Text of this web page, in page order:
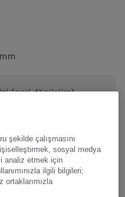
(geri dönüşüm)
şekilde çalışmasını
sosyal medya
analiz etmek için
ilgili bilgileri;
ortaklarımızla